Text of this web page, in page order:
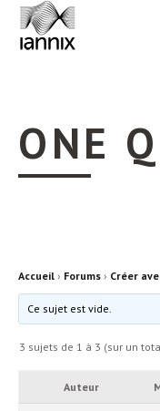
ONE
Accueil › Forums › Créer
Ce sujet est vide.
3 sujets de 1 à 3 (sur un
Auteur